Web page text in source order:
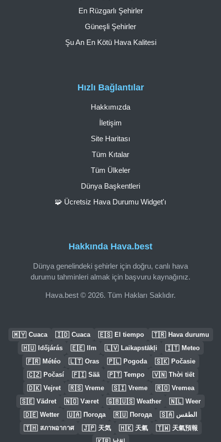
Hakkında Hava.best
Dünya genelindeki şehirler için doğru, canlı hava
durumu tahminleri almak için başvuru kaynağınız.
Hava.best © 2026. Tüm Hakları Saklıdır.
Hızlı Bağlantılar
Hakkımızda
İletişim
Site Haritası
Tüm Kıtalar
Tüm Ülkeler
Dünya Başkentleri
🧩 Ücretsiz Hava Durumu Widget'ı
En Rüzgarlı Şehirler
Güneşli Şehirler
Şu An En Kötü Hava Kalitesi
🇲🇾 Cuaca 🇮🇩 Cuaca 🇪🇸 El tiempo 🇹🇷 Hava durumu
🇭🇺 Időjárás 🇪🇪 Ilm 🇱🇻 Laikapstākļi 🇮🇹 Meteo
🇫🇷 Météo 🇱🇹 Oras 🇵🇱 Pogoda 🇸🇰 Počasie
🇨🇿 Počasí 🇫🇮 Sää 🇵🇹 Tempo 🇻🇳 Thời tiết
🇩🇰 Vejret 🇷🇸 Vreme 🇸🇮 Vreme 🇷🇴 Vremea
🇸🇪 Vädret 🇳🇴 Været 🇬🇧🇺🇸 Weather 🇳🇱 Weer
🇩🇪 Wetter 🇺🇦 Погода 🇷🇺 Погода 🇸🇦 الطقس
🇹🇭 สภาพอากาศ 🇯🇵 天気 🇭🇰 天氣 🇹🇼 天氣預報